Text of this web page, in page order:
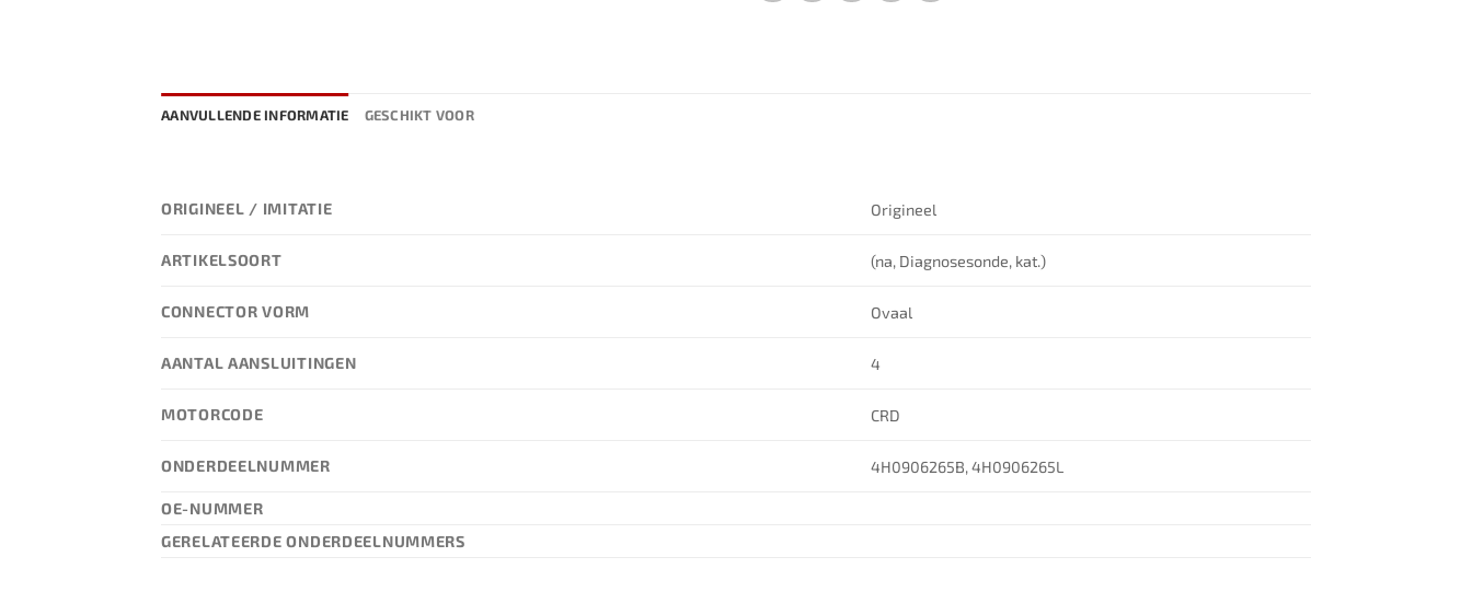
AANVULLENDE INFORMATIE GESCHIKT VOOR
ORIGINEEL / IMITATIE Origineel
ARTIKELSOORT (na, Diagnosesonde, kat.)
CONNECTOR VORM Ovaal
AANTAL AANSLUITINGEN 4
MOTORCODE CRD
ONDERDEELNUMMER 4H0906265B, 4H0906265L
OE-NUMMER
GERELATEERDE ONDERDEELNUMMERS